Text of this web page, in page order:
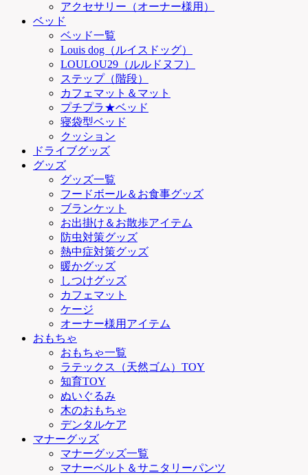
アクセサリー（オーナー様用）
ベッド
ベッド一覧
Louis dog（ルイスドッグ）
LOULOU29（ルルドヌフ）
ステップ（階段）
カフェマット＆マット
プチプラ★ベッド
寝袋型ベッド
クッション
ドライブグッズ
グッズ
グッズ一覧
フードボール＆お食事グッズ
ブランケット
お出掛け＆お散歩アイテム
防虫対策グッズ
熱中症対策グッズ
暖かグッズ
しつけグッズ
カフェマット
ケージ
オーナー様用アイテム
おもちゃ
おもちゃ一覧
ラテックス（天然ゴム）TOY
知育TOY
ぬいぐるみ
木のおもちゃ
デンタルケア
マナーグッズ
マナーグッズ一覧
マナーベルト＆サニタリーパンツ